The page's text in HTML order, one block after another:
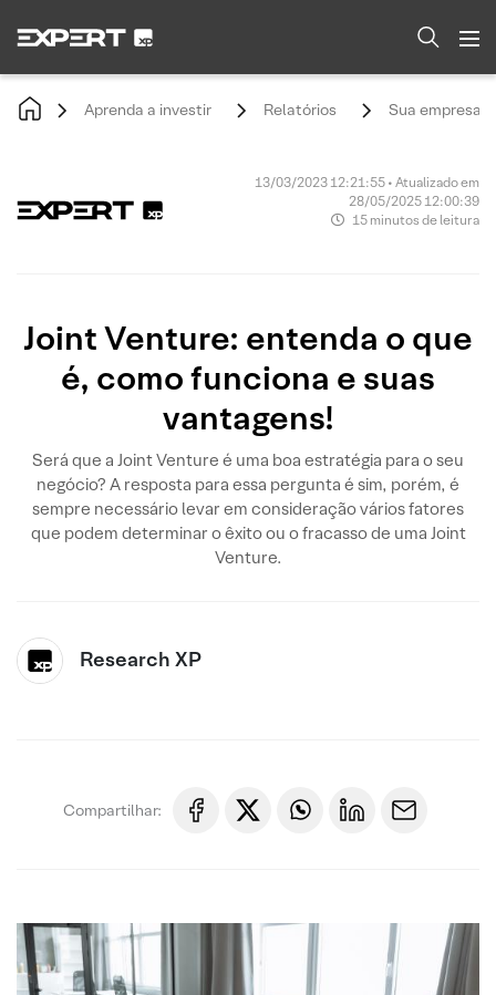
Aprenda a investir Relatórios Sua empresa
13/03/2023 12:21:55 • Atualizado em
28/05/2025 12:00:39
15 minutos de leitura
Joint Venture: entenda o que
é, como funciona e suas
vantagens!
Será que a Joint Venture é uma boa estratégia para o seu
negócio? A resposta para essa pergunta é sim, porém, é
sempre necessário levar em consideração vários fatores
que podem determinar o êxito ou o fracasso de uma Joint
Venture.
Research XP
Compartilhar: